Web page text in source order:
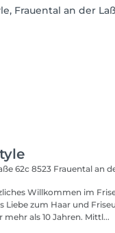
62c 8523 Frauental an
Willkommen im
mehr als 10 Jahren. Mittl...